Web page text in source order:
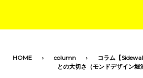
HOME column
コラム【
との大切さ（モンドデザイン堀